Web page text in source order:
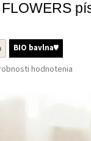
BIO bavlna♥︎
hodnotenia